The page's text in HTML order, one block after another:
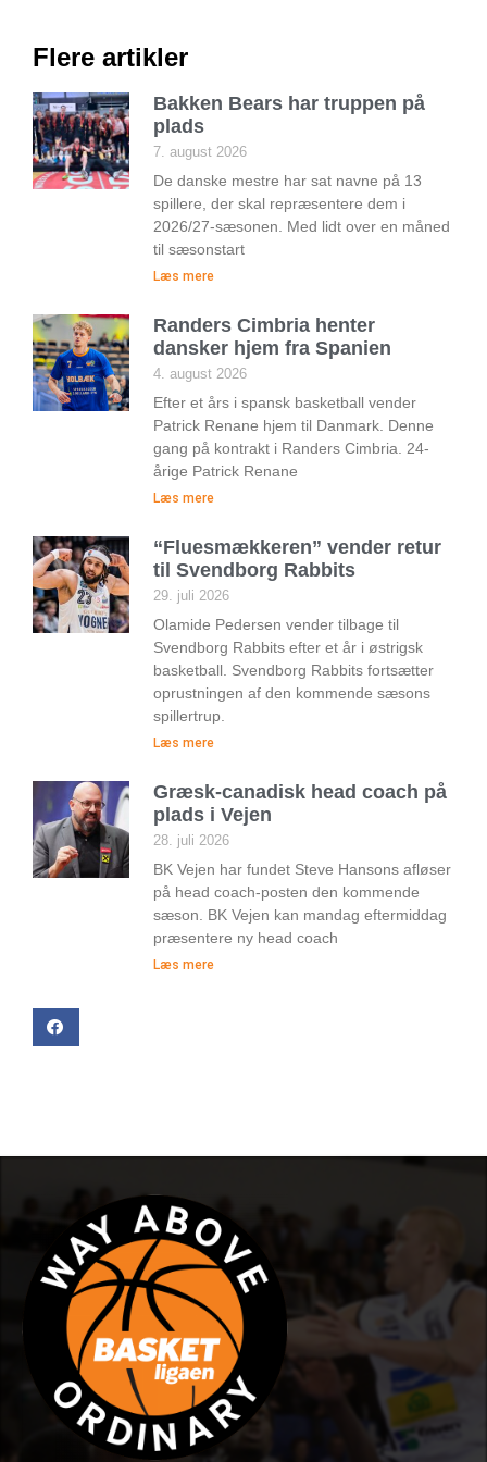
Flere artikler
Bakken Bears har truppen på
plads
7. august 2026
De danske mestre har sat navne på 13
spillere, der skal repræsentere dem i
2026/27-sæsonen. Med lidt over en måned
til sæsonstart
Læs mere
Randers Cimbria henter
dansker hjem fra Spanien
4. august 2026
Efter et års i spansk basketball vender
Patrick Renane hjem til Danmark. Denne
gang på kontrakt i Randers Cimbria. 24-
årige Patrick Renane
Læs mere
“Fluesmækkeren” vender retur
til Svendborg Rabbits
29. juli 2026
Olamide Pedersen vender tilbage til
Svendborg Rabbits efter et år i østrigsk
basketball. Svendborg Rabbits fortsætter
oprustningen af den kommende sæsons
spillertrup.
Læs mere
Græsk-canadisk head coach på
plads i Vejen
28. juli 2026
BK Vejen har fundet Steve Hansons afløser
på head coach-posten den kommende
sæson. BK Vejen kan mandag eftermiddag
præsentere ny head coach
Læs mere